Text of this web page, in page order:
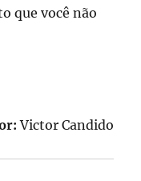
que você não
Victor Candido